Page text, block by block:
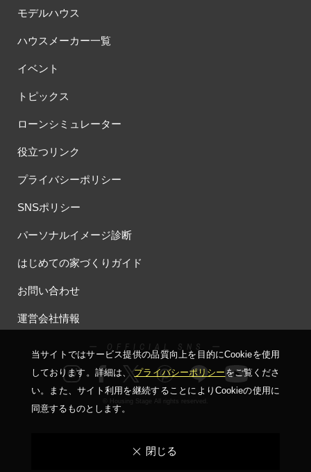
モデルハウス
ハウスメーカー一覧
イベント
トピックス
ローンシミュレーター
役立つリンク
プライバシーポリシー
SNSポリシー
パーソナルイメージ診断
はじめての家づくりガイド
お問い合わせ
運営会社情報
ー OFFICIAL SNS ー
© Housing Stage All rights reserved.
当サイトではサービス提供の品質向上を⽬的にCookieを使⽤
しております。詳細は、プライバシーポリシーをご覧くださ
い。
また、サイト利⽤を継続することによりCookieの使⽤に
同意するものとします。
閉じる